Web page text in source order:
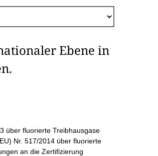
Ebene in
über fluorierte Treibhausgase
Nr. 517/2014 über fluorierte
an die Zertifizierung